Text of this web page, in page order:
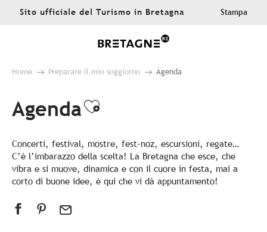
AllerSito ufficiale del Turismo in Bretagna Stampa
Home Preparare il mio soggiorno Agenda
AgendaAjouter aux favoris
Concerti, festival, mostre, fest-noz, escursioni, regate…
C’è l’imbarazzo della scelta! La Bretagna che esce, che
vibra e si muove, dinamica e con il cuore in festa, mai a
corto di buone idee, è qui che vi dà appuntamento!